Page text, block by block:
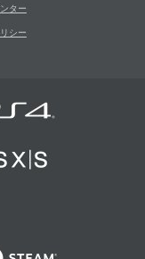
ター
シー